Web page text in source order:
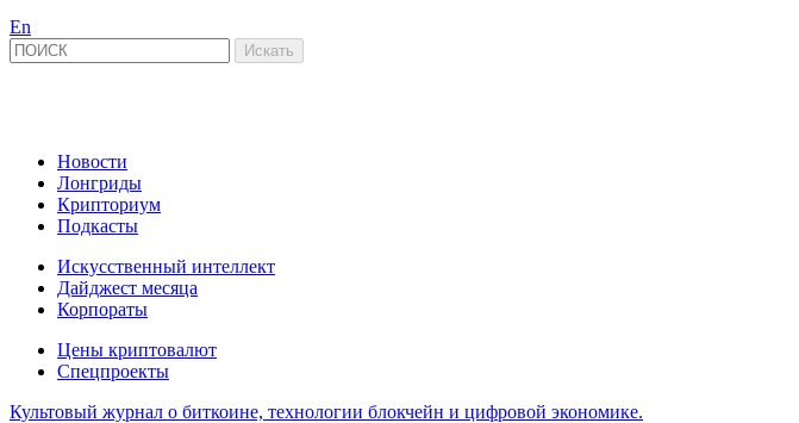
En
Новости
Лонгриды
Крипториум
Подкасты
Искусственный интеллект
Дайджест месяца
Корпораты
Цены криптовалют
Спецпроекты
Культовый журнал о биткоине, технологии блокчейн и цифровой экономике.